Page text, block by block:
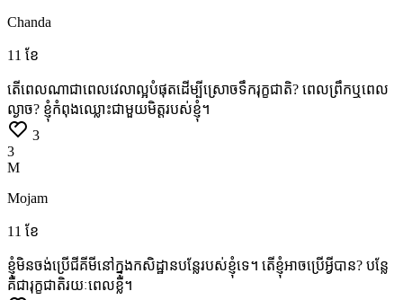
Chanda
11 ខែ
តើពេលណាជាពេលវេលាល្អបំផុតដើម្បីស្រោចទឹករុក្ខជាតិ? ពេលព្រឹកឬពេល
ល្ងាច? ខ្ញុំកំពុងឈ្លោះជាមួយមិត្តរបស់ខ្ញុំ។
3
3
M
Mojam
11 ខែ
ខ្ញុំមិនចង់ប្រើជីគីមីនៅក្នុងកសិដ្ឋានបន្លែរបស់ខ្ញុំទេ។ តើខ្ញុំអាចប្រើអ្វីបាន? បន្លែ
គឺជារុក្ខជាតិរយៈពេលខ្លី។